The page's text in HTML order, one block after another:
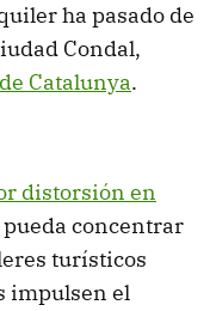
ha pasado de
Condal,
Catalunya.
distorsión en
pueda concentrar
turísticos
impulsen el